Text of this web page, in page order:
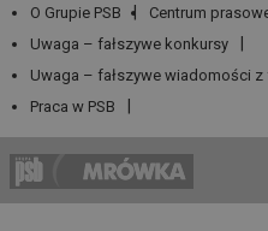
O Grupie PSB Centrum
Uwaga – fałszywe konkursy
Uwaga – fałszywe wiadomości
Praca w PSB